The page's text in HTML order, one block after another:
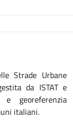
Strade Urbane
da ISTAT e
georeferenzia
italiani.